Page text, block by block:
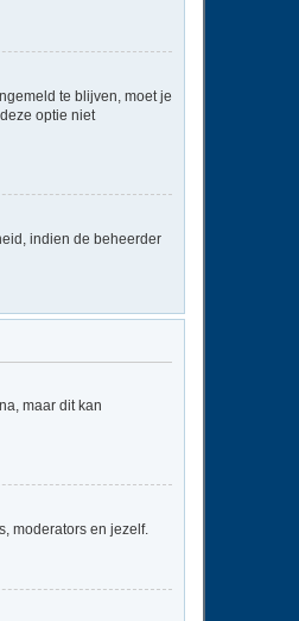
te blijven, moet je
optie niet
indien de beheerder
maar dit kan
moderators en jezelf.